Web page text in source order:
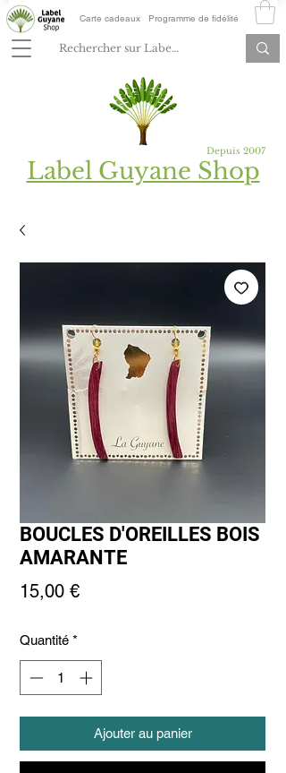
Carte cadeaux Programme de fidélité
Depuis 2007
Label Guyane Shop
BOUCLES D'OREILLES BOIS
AMARANTE
15,00 €Prix
Quantité *
Ajouter au panier